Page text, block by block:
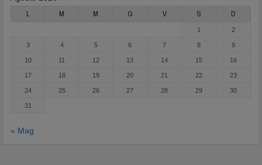
L M M G V S D
1 2
3 4 5 6 7 8 9
10 11 12 13 14 15 16
17 18 19 20 21 22 23
24 25 26 27 28 29 30
31
« Mag